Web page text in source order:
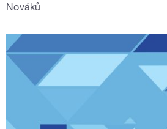
Nováků